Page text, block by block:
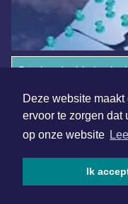
Deze website
ervoor te zorgen dat
op onze website
Ik
Overige dagbladen in
Algemene voorwaarden
Disclaimer